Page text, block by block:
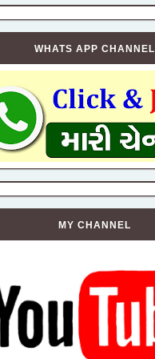
WHATS APP CHANNEL
MY CHANNEL